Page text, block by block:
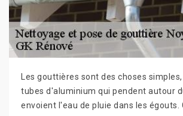
Les gouttières sont des choses
tubes d'aluminium qui pendent autour
envoient l'eau de pluie dans les égouts.